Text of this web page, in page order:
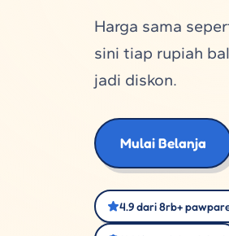
Harga sama
sini tiap rupiah
jadi diskon.
Mulai Belanja
4.9 dari 8rb+